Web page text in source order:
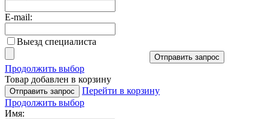
E-mail:
Выезд специалиста
Отправить запрос
Продолжить выбор
Товар добавлен в корзину
Отправить запрос
Перейти в корзину
Продолжить выбор
Имя: